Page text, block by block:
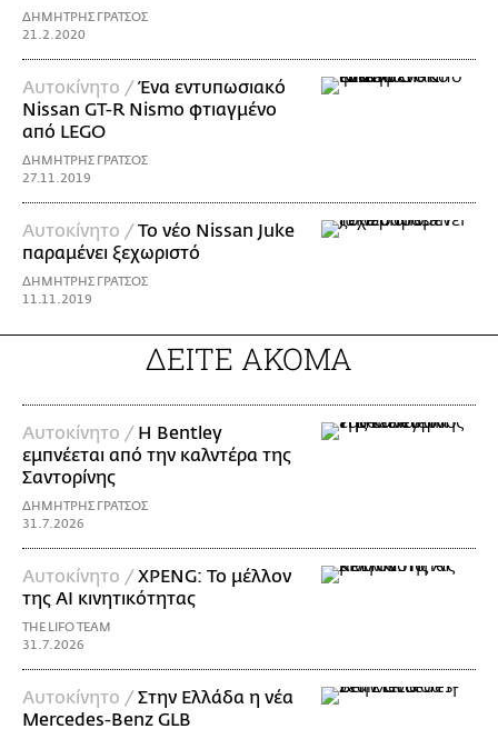
ΔΗΜΗΤΡΗΣ ΓΡΑΤΣΟΣ
21.2.2020
Αυτοκίνητο /Ένα εντυπωσιακό
Nissan GT-R Nismo φτιαγμένο
από LEGO
ΔΗΜΗΤΡΗΣ ΓΡΑΤΣΟΣ
27.11.2019
Αυτοκίνητο /Το νέο Nissan Juke
παραμένει ξεχωριστό
ΔΗΜΗΤΡΗΣ ΓΡΑΤΣΟΣ
11.11.2019
ΔΕΙΤΕ ΑΚΟΜΑ
Αυτοκίνητο / Η Bentley
εμπνέεται από την καλντέρα της
Σαντορίνης
ΔΗΜΗΤΡΗΣ ΓΡΑΤΣΟΣ
31.7.2026
Αυτοκίνητο /XPENG: Το μέλλον
της AI κινητικότητας
THE LIFO TEAM
31.7.2026
Αυτοκίνητο /Στην Ελλάδα η νέα
Mercedes-Benz GLB